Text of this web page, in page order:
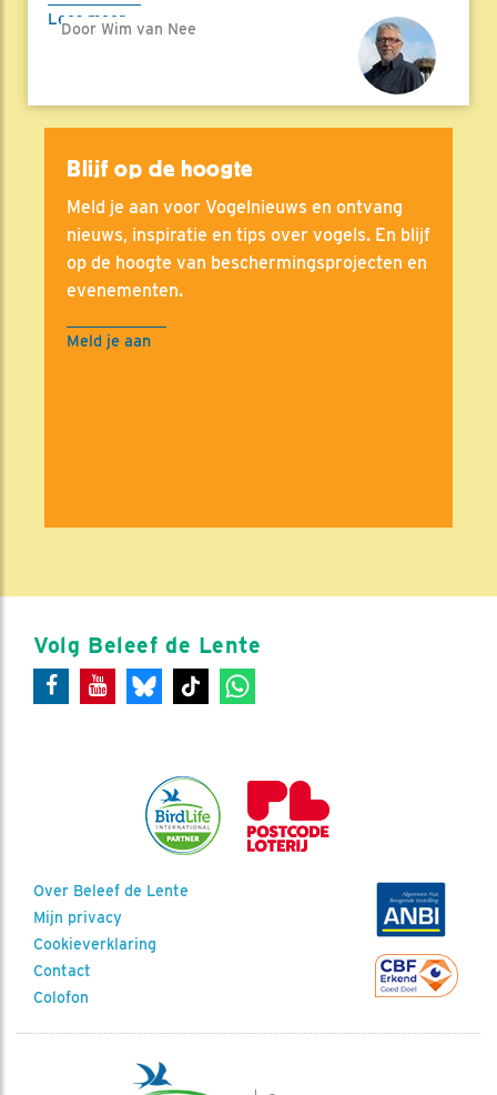
Lees meer
Door Wim van Nee
Blijf op de hoogte
Meld je aan voor Vogelnieuws en ontvang
nieuws, inspiratie en tips over vogels. En blijf
op de hoogte van beschermingsprojecten en
evenementen.
Meld je aan
Volg Beleef de Lente
Over Beleef de Lente
Mijn privacy
Cookieverklaring
Contact
Colofon